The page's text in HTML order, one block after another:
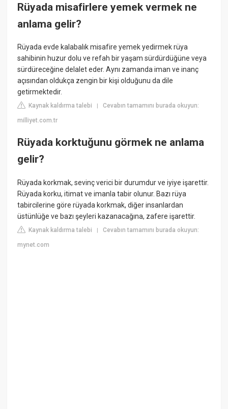
Rüyada misafirlere yemek vermek ne
anlama gelir?
Rüyada evde kalabalık misafire yemek yedirmek rüya
sahibinin huzur dolu ve refah bir yaşam sürdürdüğüne veya
sürdüreceğine delalet eder. Aynı zamanda iman ve inanç
açısından oldukça zengin bir kişi olduğunu da dile
getirmektedir.
Kaynak kaldırma talebi |Cevabın tamamını burada okuyun:
milliyet.com.tr
Rüyada korktuğunu görmek ne anlama
gelir?
Rüyada korkmak, sevinç verici bir durumdur ve iyiye işarettir.
Rüyada korku, itimat ve imanla tabir olunur. Bazı rüya
tabircilerine göre rüyada korkmak, diğer insanlardan
üstünlüğe ve bazı şeyleri kazanacağına, zafere işarettir.
Kaynak kaldırma talebi |Cevabın tamamını burada okuyun:
mynet.com